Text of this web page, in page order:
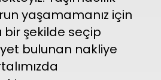
yaşamamanız için
bir şekilde seçip
bulunan nakliye